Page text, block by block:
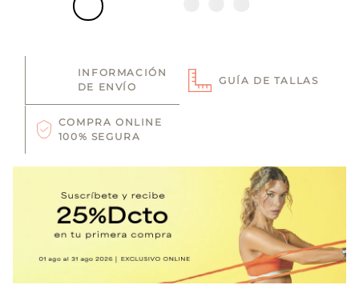
INFORMACIÓN
DE ENVÍO
GUÍA DE TALLAS
COMPRA ONLINE
100% SEGURA